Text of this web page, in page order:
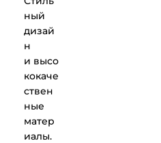
ный
дизай
н
и высо
кокаче
ствен
ные
матер
иалы.